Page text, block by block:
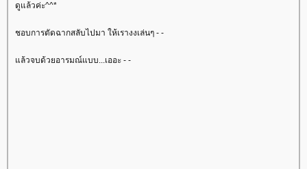
ดูแล้วค่ะ^^*
ชอบการตัดฉากสลับไปมา ให้เรางงเล่นๆ - -
ล้วจบด้วยอารมณ์แบบ...เออะ - -